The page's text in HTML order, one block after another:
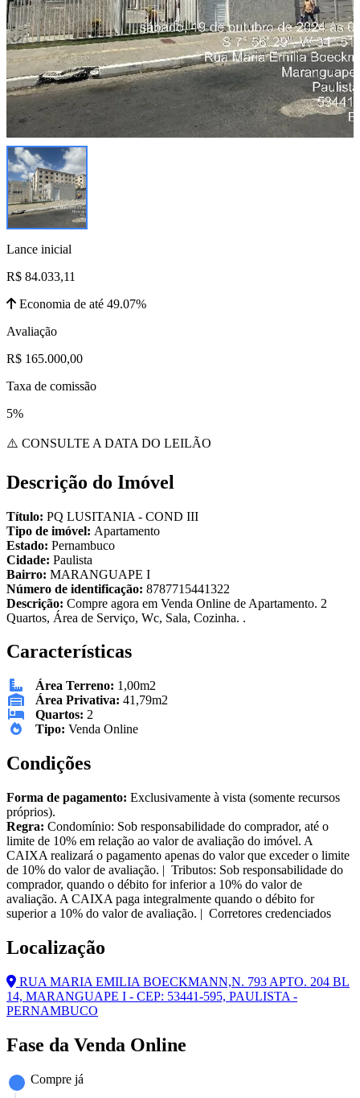
Lance inicial
R$ 84.033,11
Economia de até 49.07%
Avaliação
R$ 165.000,00
Taxa de comissão
5%
⚠️ CONSULTE A DATA DO LEILÃO
Descrição do Imóvel
Título: PQ LUSITANIA - COND III
Tipo de imóvel: Apartamento
Estado: Pernambuco
Cidade: Paulista
Bairro: MARANGUAPE I
Número de identificação: 8787715441322
Descrição: Compre agora em Venda Online de Apartamento. 2
Quartos, Área de Serviço, Wc, Sala, Cozinha. .
Características
Área Terreno: 1,00m2
Área Privativa: 41,79m2
Quartos: 2
Tipo: Venda Online
Condições
Forma de pagamento: Exclusivamente à vista (somente recursos
próprios).
Regra: Condomínio: Sob responsabilidade do comprador, até o
limite de 10% em relação ao valor de avaliação do imóvel. A
CAIXA realizará o pagamento apenas do valor que exceder o limite
de 10% do valor de avaliação. | Tributos: Sob responsabilidade do
comprador, quando o débito for inferior a 10% do valor de
avaliação. A CAIXA paga integralmente quando o débito for
superior a 10% do valor de avaliação. | Corretores credenciados
Localização
RUA MARIA EMILIA BOECKMANN,N. 793 APTO. 204 BL
14, MARANGUAPE I - CEP: 53441-595, PAULISTA -
PERNAMBUCO
Fase da Venda Online
Compre já